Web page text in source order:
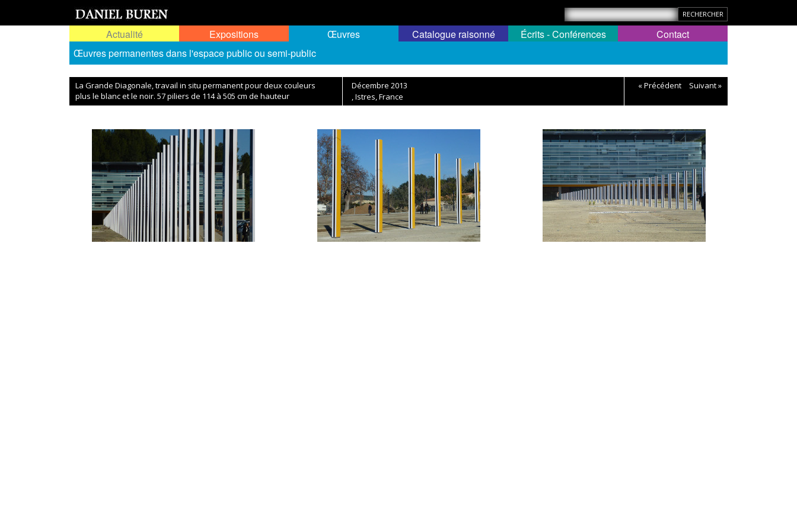
Actualité Expositions
Œuvres
Œuvres permanentes dans l'espace public ou semi-public
Catalogue raisonné Écrits - Conférences Contact
La Grande Diagonale, travail in situ permanent pour deux couleurs
plus le blanc et le noir. 57 piliers de 114 à 505 cm de hauteur
Décembre 2013
, Istres, France
« Précédent Suivant »